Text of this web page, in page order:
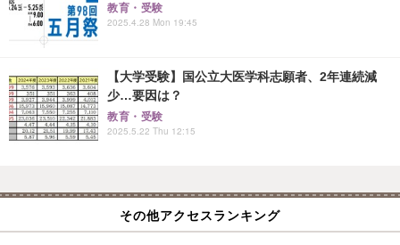
教育・受験
2025.4.28 Mon 19:45
【大学受験】国公立大医学科志願者、2年連続減
少…要因は？
教育・受験
2025.5.22 Thu 12:15
その他アクセスランキング